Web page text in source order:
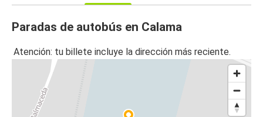
Paradas de autobús en Calama
Atención: tu billete incluye la dirección más reciente.